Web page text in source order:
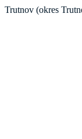
Trutnov (okres